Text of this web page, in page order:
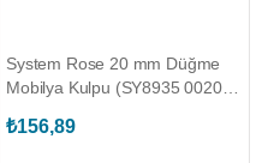
System Rose 20 mm Düğme
Mobilya Kulpu (SY8935 0020
₺156,89